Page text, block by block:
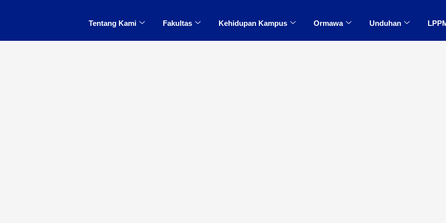
Tentang Kami Fakultas Kehidupan Kampus Ormawa Unduhan